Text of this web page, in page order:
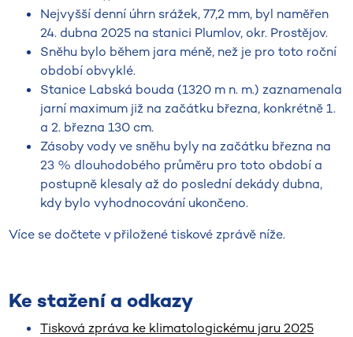
Nejvyšší denní úhrn srážek, 77,2 mm, byl naměřen
24. dubna 2025 na stanici Plumlov, okr. Prostějov.
Sněhu bylo během jara méně, než je pro toto roční
období obvyklé.
Stanice Labská bouda (1320 m n. m.) zaznamenala
jarní maximum již na začátku března, konkrétně 1.
a 2. března 130 cm.
Zásoby vody ve sněhu byly na začátku března na
23 % dlouhodobého průměru pro toto období a
postupně klesaly až do poslední dekády dubna,
kdy bylo vyhodnocování ukončeno.
Více se dočtete v přiložené tiskové zprávě níže.
Ke stažení a odkazy
Tisková zpráva ke klimatologickému jaru 2025